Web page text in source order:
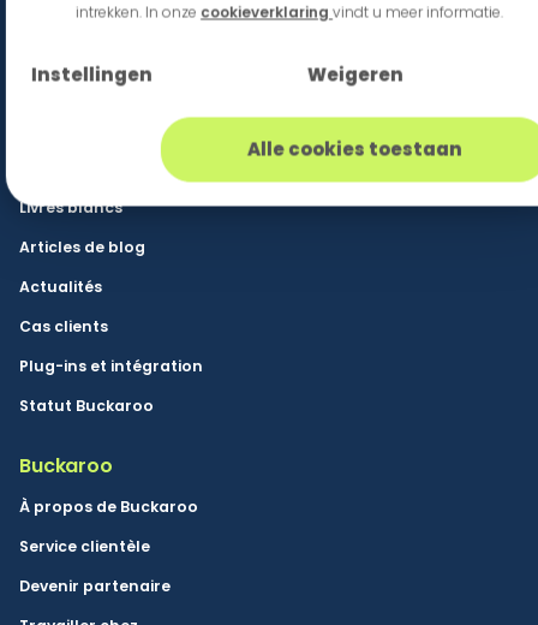
intrekken. In onze cookieverklaring vindt u meer informatie.
Instellingen Weigeren
Alle cookies toestaan
Commerce international et B2B
Ressources
Communiqués de presse
Livres blancs
Articles de blog
Actualités
Cas clients
Plug-ins et intégration
Statut Buckaroo
Buckaroo
À propos de Buckaroo
Service clientèle
Devenir partenaire